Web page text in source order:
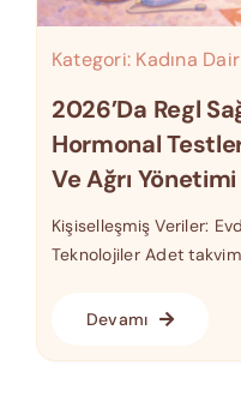
Kategori: Kadına Dair
2026’da Regl
Hormonal
Ve Ağrı Yönetimi
Kişiselleşmiş Veriler:
Teknolojiler Adet
Devamı